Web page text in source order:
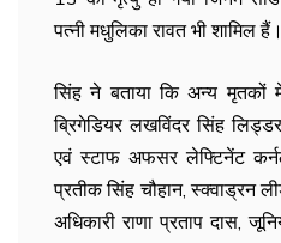
पत्नी मधुलिका रावत भी शामिल हैं।
सिंह ने बताया कि अन्य मृतकों
ब्रिगेडियर लखविंदर सिंह
एवं स्टाफ अफसर लेफ्टिनेंट
प्रतीक सिंह चौहान, स्क्वाड्रन
अधिकारी राणा प्रताप दास,